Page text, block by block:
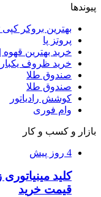
پیوندها
بهترین بروکر کپی
پروتز پا
خرید بهترین
خرید ظروف
صندوق طلا
صندوق طلا
کوشش رادیاتور
وام فوری
بازار و کسب و کار
4 روز پیش
قیمت خرید